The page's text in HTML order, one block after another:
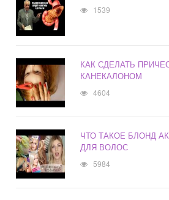
1539
КАК СДЕЛАТЬ
КАНЕКАЛОНОМ
4604
ЧТО ТАКОЕ БЛОНД
ДЛЯ ВОЛОС
5984